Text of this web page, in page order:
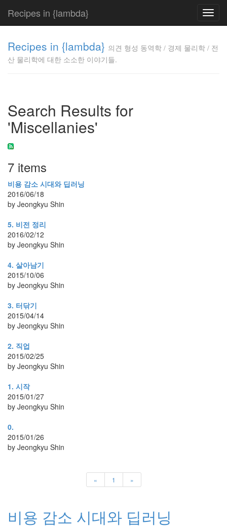
Recipes in {lambda}
Recipes in {lambda} 의견 형성 동역학 / 경제 물리학 / 전
산 물리학에 대한 소소한 이야기들.
Search Results for
'Miscellanies'
7 items
비용 감소 시대와 딥러닝
2016/06/18
by Jeongkyu Shin
5. 비전 정리
2016/02/12
by Jeongkyu Shin
4. 살아남기
2015/10/06
by Jeongkyu Shin
3. 터닦기
2015/04/14
by Jeongkyu Shin
2. 직업
2015/02/25
by Jeongkyu Shin
1. 시작
2015/01/27
by Jeongkyu Shin
0.
2015/01/26
by Jeongkyu Shin
« 1 »
비용 감소 시대와 딥러닝
동역학 /
경제 물리
들.
Jeongkyu
Shin
Tag
Cloud
삶
생
래
블
업
뮬
레
이
버
스
트
타
페
연
구
활
프
그
램
마
취